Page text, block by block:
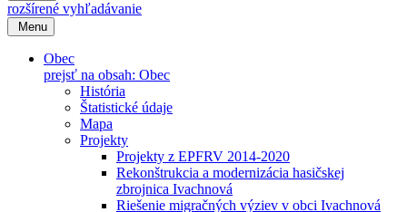
rozšírené vyhľadávanie
Menu
Obec
prejsť na obsah: Obec
História
Štatistické údaje
Mapa
Projekty
Projekty z EPFRV 2014-2020
Rekonštrukcia a modernizácia hasičskej
zbrojnica Ivachnová
Riešenie migračných výziev v obci Ivachnová